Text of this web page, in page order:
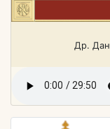
Др.